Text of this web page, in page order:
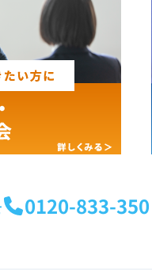
0120-833-350